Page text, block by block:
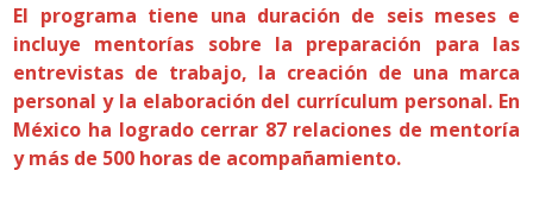
El programa tiene una duración de seis meses e
incluye mentorías sobre la preparación para las
entrevistas de trabajo, la creación de una marca
personal y la elaboración del currículum personal. En
México ha logrado cerrar 87 relaciones de mentoría
y más de 500 horas de acompañamiento.